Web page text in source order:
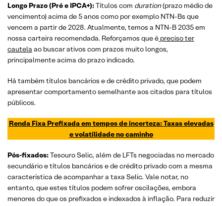
Longo Prazo (Pré e IPCA+):Títulos com duration(prazo médio de
vencimento) acima de 5 anos como por exemplo NTN-Bs que
vencem a partir de 2028. Atualmente, temos a NTN-B 2035 em
nossa carteira recomendada. Reforçamos que é preciso ter
cautela ao buscar ativos com prazos muito longos,
principalmente acima do prazo indicado.
Há também títulos bancários e de crédito privado, que podem
apresentar comportamento semelhante aos citados para títulos
públicos.
Renda Fixa Prefixada em tempos de incerteza: Taxas elevadas
e volatilidade no caminho
Pós-fixados:Tesouro Selic, além de LFTs negociadas no mercado
secundário e títulos bancários e de crédito privado com a mesma
característica de acompanhar a taxa Selic. Vale notar, no
entanto, que estes títulos podem sofrer oscilações, embora
menores do que os prefixados e indexados à inflação. Para reduzir